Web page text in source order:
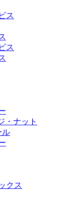
ス
ス
・ナット
ル
クス